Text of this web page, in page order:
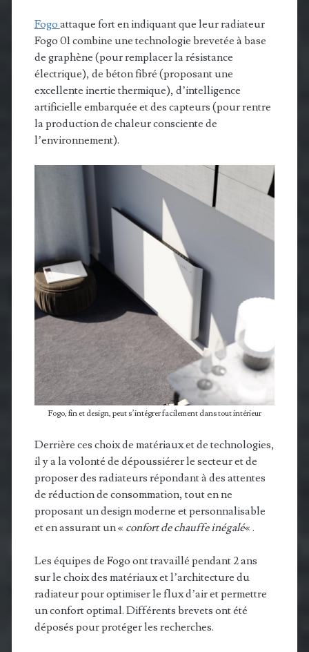
Fogo attaque fort en indiquant que leur radiateur
Fogo 01 combine une technologie brevetée à base
de graphène (pour remplacer la résistance
électrique), de béton fibré (proposant une
excellente inertie thermique), d’intelligence
artificielle embarquée et des capteurs (pour rentre
la production de chaleur consciente de
l’environnement).
Fogo, fin et design, peut s’intégrer facilement dans tout intérieur
Derrière ces choix de matériaux et de technologies,
il y a la volonté de dépoussiérer le secteur et de
proposer des radiateurs répondant à des attentes
de réduction de consommation, tout en ne
proposant un design moderne et personnalisable
et en assurant un « confort de chauffe inégalé« .
Les équipes de Fogo ont travaillé pendant 2 ans
sur le choix des matériaux et l’architecture du
radiateur pour optimiser le flux d’air et permettre
un confort optimal. Différents brevets ont été
déposés pour protéger les recherches.